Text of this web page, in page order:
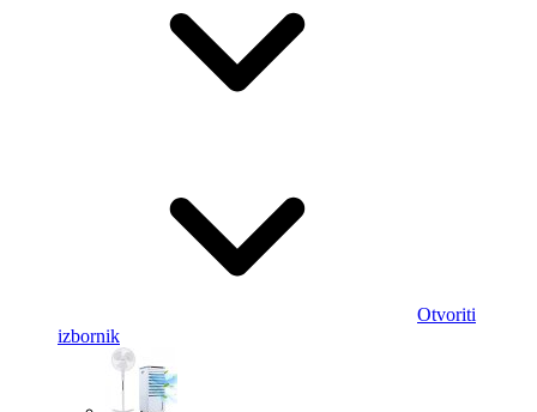
Otvoriti
izbornik